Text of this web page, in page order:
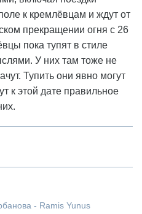
к кремлёвцам и ждут от
прекращении огня с 26
пока тупят в стиле
У них там тоже не
Тупить они явно могут
к этой дате правильное
- Ramis Yunus